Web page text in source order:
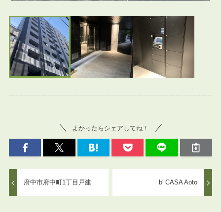
よかったらシェアしてね！
府中市府中町1丁目戸建 b' CASA Aoto